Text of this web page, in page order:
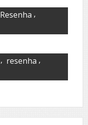
Resenha ,
, resenha ,